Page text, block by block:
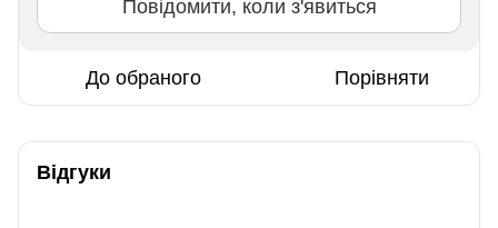
Повідомити, коли з'явиться
До обраного Порівняти
Відгуки